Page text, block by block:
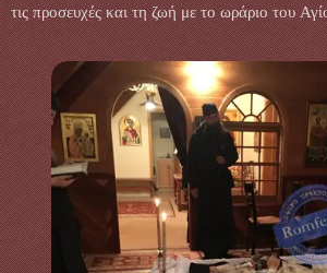
τις προσευχές και τη ζωή με το ωράριο του